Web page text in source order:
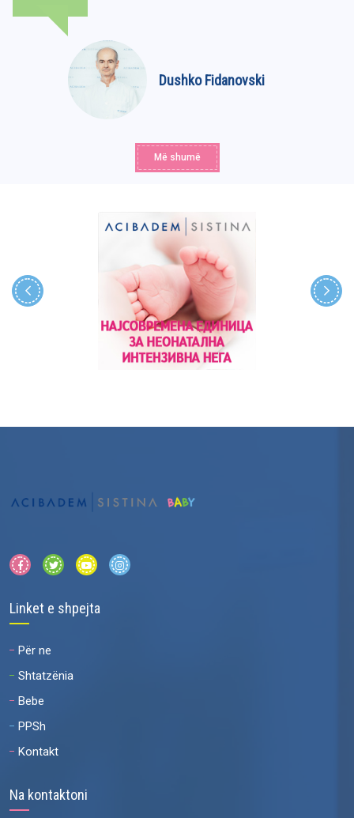
Dushko Fidanovski
Më shumë
Linket e shpejta
Për ne
Shtatzënia
Bebe
PPSh
Kontakt
Na kontaktoni